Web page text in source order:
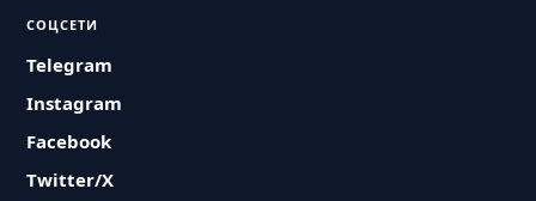
СОЦСЕТИ
Telegram
Instagram
Facebook
Twitter/X